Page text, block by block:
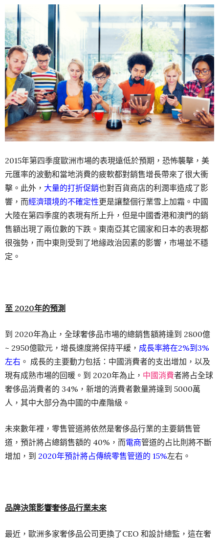
2015年第四季度歐洲市場的表現遠低於預期，恐怖襲擊，美
元匯率的波動和當地消費的疲軟都對銷售增長帶來了很大衝
擊。此外， 大量的打折促銷也對百貨商店的利潤率造成了影
響，而經濟環境的不確定性更是讓整個行業雪上加霜。中國
大陸在第四季度的表現有所上升，但是中國香港和澳門的銷
售額出現了兩位數的下跌。東南亞其它國家和日本的表現都
很強勢，而中東則受到了地緣政治因素的影響，市場並不穩
定。
至 2020年的預測
到 2020年為止，全球奢侈品市場的總銷售額將達到 2800億
~ 2950億歐元，增長速度將保持平緩， 成長率將在2%到3%
左右 。 成長的主要動力包括：中國消費者的支出增加，以及
現有成熟市場的回暖。到 2020年為止， 中國消費者將占全球
奢侈品消費者的 34%，新增的消費者數量將達到 5000萬
人，其中大部分為中國的中產階級。
未來數年裡，零售管道將依然是奢侈品行業的主要銷售管
道，預計將占總銷售額的 40%，而電商管道的占比則將不斷
增加，到 2020年預計將占傳統零售管道的 15%左右。
品牌決策影響奢侈品行業未來
最近，歐洲多家奢侈品公司更換了CEO 和設計總監，這在奢